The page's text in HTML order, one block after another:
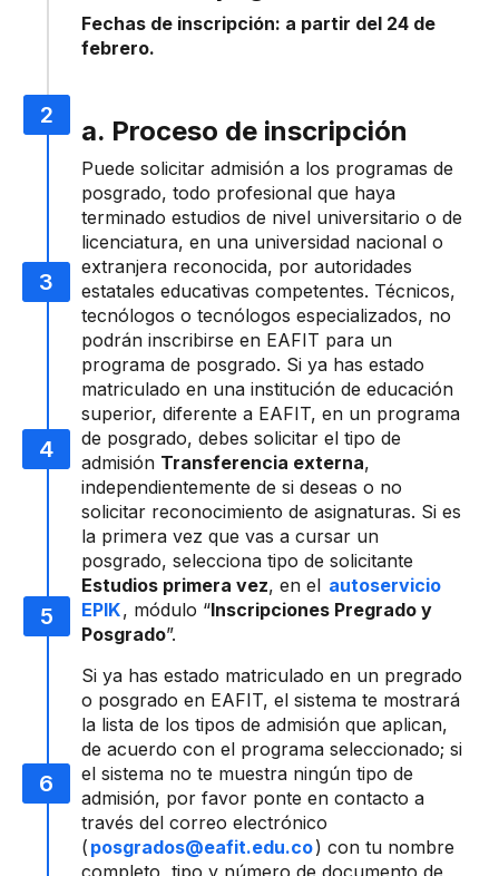
Fechas de inscripción: a partir del 24 de
febrero.
a. Proceso de inscripción
Puede solicitar admisión a los programas de
posgrado, todo profesional que haya
terminado estudios de nivel universitario o de
licenciatura, en una universidad nacional o
extranjera reconocida, por autoridades
estatales educativas competentes. Técnicos,
tecnólogos o tecnólogos especializados, no
podrán inscribirse en EAFIT para un
programa de posgrado. Si ya has estado
matriculado en una institución de educación
superior, diferente a EAFIT, en un programa
de posgrado, debes solicitar el tipo de
admisión Transferencia externa,
independientemente de si deseas o no
solicitar reconocimiento de asignaturas. Si es
la primera vez que vas a cursar un
posgrado, selecciona tipo de solicitante
Estudios primera vez, en el autoservicio
EPIK, módulo “Inscripciones Pregrado y
Posgrado”.
Si ya has estado matriculado en un pregrado
o posgrado en EAFIT, el sistema te mostrará
la lista de los tipos de admisión que aplican,
de acuerdo con el programa seleccionado; si
el sistema no te muestra ningún tipo de
admisión, por favor ponte en contacto a
través del correo electrónico
( posgrados@eafit.edu.co) con tu nombre